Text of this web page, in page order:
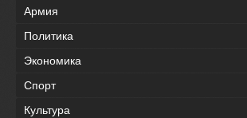
Армия
Политика
Экономика
Спорт
Культура